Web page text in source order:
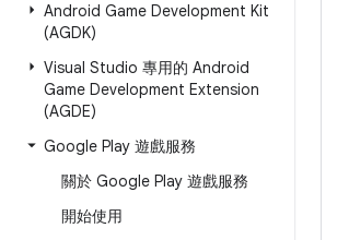
Android Game Development Kit
(AGDK)
Visual Studio 專用的 Android
Game Development Extension
(AGDE)
Google Play 遊戲服務
關於 Google Play 遊戲服務
開始使用